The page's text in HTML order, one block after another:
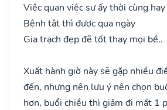
Việc quan việc sự ấy thời cùng hay
Bệnh tật thì được qua ngày
Gia trạch đẹp đẽ tốt thay mọi bề..
Xuất hành giờ này sẽ gặp nhiều
đến, nhưng nên lưu ý nên chọn
hơn, buổi chiều thì giảm đi mất 1